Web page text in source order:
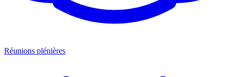
Réunions plénières